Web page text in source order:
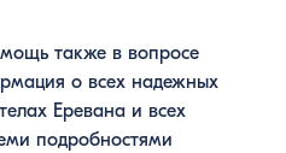
также в вопросе
о всех надежных
Еревана и всех
подробностями